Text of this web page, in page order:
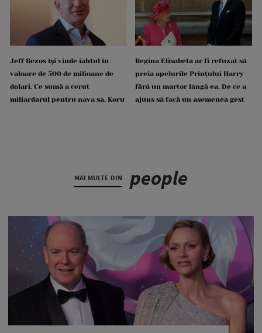
Jeff Bezos își vinde iahtul în
valoare de 500 de milioane de
dolari. Ce sumă a cerut
miliardarul pentru nava sa, Koru
Regina Elisabeta ar fi refuzat să
preia apelurile Prințului Harry
fără un martor lângă ea. De ce a
ajuns să facă un asemenea gest
MAI MULTE DIN people